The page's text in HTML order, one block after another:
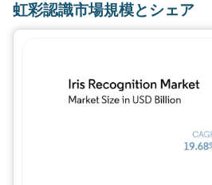
虹彩認識市場規模とシェア